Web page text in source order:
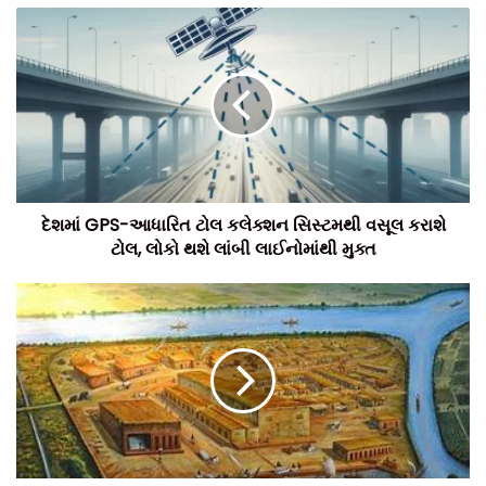
દેશમાં GPS-આધારિત ટોલ કલેક્શન સિસ્ટમથી વસૂલ કરાશે
ટોલ, લોકો થશે લાંબી લાઈનોમાંથી મુક્ત